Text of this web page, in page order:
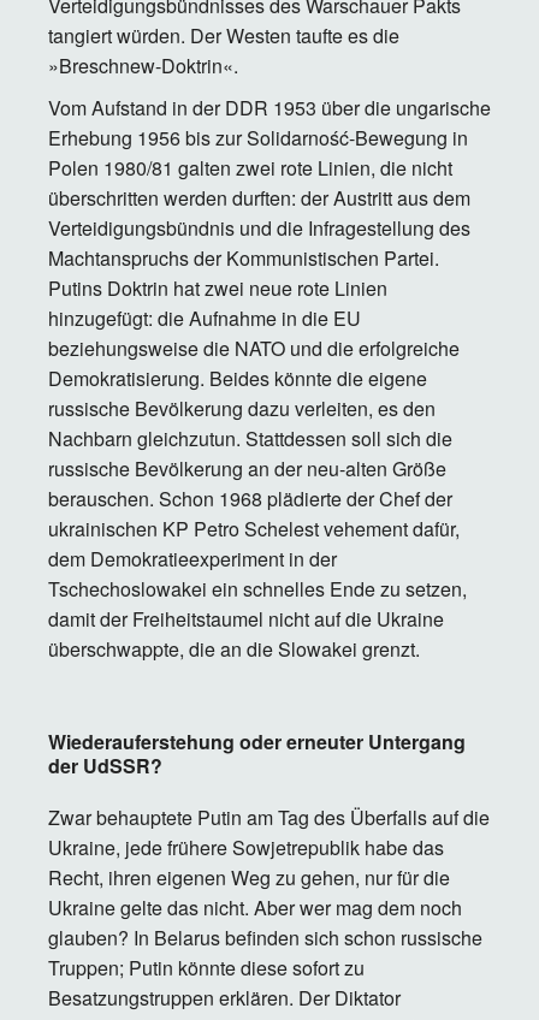
tangiert würden. Der Westen taufte es die
»Breschnew-Doktrin«.
Vom Aufstand in der DDR 1953 über die ungarische
Erhebung 1956 bis zur Solidarność-Bewegung in
Polen 1980/81 galten zwei rote Linien, die nicht
überschritten werden durften: der Austritt aus dem
Verteidigungsbündnis und die Infragestellung des
Machtanspruchs der Kommunistischen Partei.
Putins Doktrin hat zwei neue rote Linien
hinzugefügt: die Aufnahme in die EU
beziehungsweise die NATO und die erfolgreiche
Demokratisierung. Beides könnte die eigene
russische Bevölkerung dazu verleiten, es den
Nachbarn gleichzutun. Stattdessen soll sich die
russische Bevölkerung an der neu-alten Größe
berauschen. Schon 1968 plädierte der Chef der
ukrainischen KP Petro Schelest vehement dafür,
dem Demokratieexperiment in der
Tschechoslowakei ein schnelles Ende zu setzen,
damit der Freiheitstaumel nicht auf die Ukraine
überschwappte, die an die Slowakei grenzt.
Wiederauferstehung oder erneuter Untergang
der UdSSR?
Zwar behauptete Putin am Tag des Überfalls auf die
Ukraine, jede frühere Sowjetrepublik habe das
Recht, ihren eigenen Weg zu gehen, nur für die
Ukraine gelte das nicht. Aber wer mag dem noch
glauben? In Belarus befinden sich schon russische
Truppen; Putin könnte diese sofort zu
Besatzungstruppen erklären. Der Diktator